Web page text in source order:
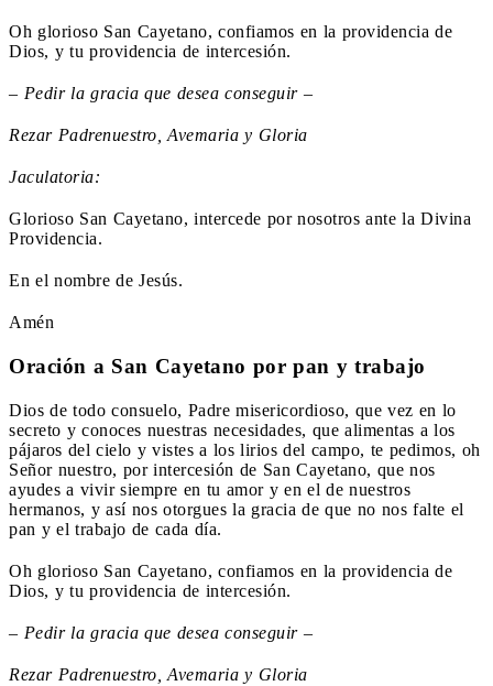
Oh glorioso San Cayetano, confiamos en la providencia de
Dios, y tu providencia de intercesión.
– Pedir la gracia que desea conseguir –
Rezar Padrenuestro, Avemaria y Gloria
Jaculatoria:
Glorioso San Cayetano, intercede por nosotros ante la Divina
Providencia.
En el nombre de Jesús.
Amén
Oración a San Cayetano por pan y trabajo
Dios de todo consuelo, Padre misericordioso, que vez en lo
secreto y conoces nuestras necesidades, que alimentas a los
pájaros del cielo y vistes a los lirios del campo, te pedimos, oh
Señor nuestro, por intercesión de San Cayetano, que nos
ayudes a vivir siempre en tu amor y en el de nuestros
hermanos, y así nos otorgues la gracia de que no nos falte el
pan y el trabajo de cada día.
Oh glorioso San Cayetano, confiamos en la providencia de
Dios, y tu providencia de intercesión.
– Pedir la gracia que desea conseguir –
Rezar Padrenuestro, Avemaria y Gloria